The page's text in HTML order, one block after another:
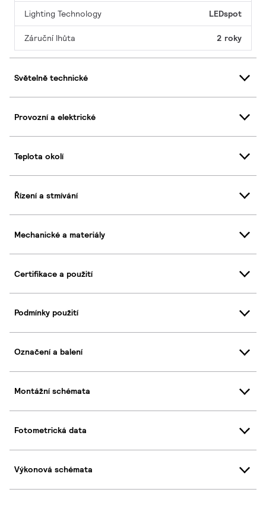
Lighting Technology LEDspot
Záruční lhůta 2 roky
Světelně technické
Provozní a elektrické
Teplota okolí
Řízení a stmívání
Mechanické a materiály
Certifikace a použití
Podmínky použití
Označení a balení
Montážní schémata
Fotometrická data
Výkonová schémata